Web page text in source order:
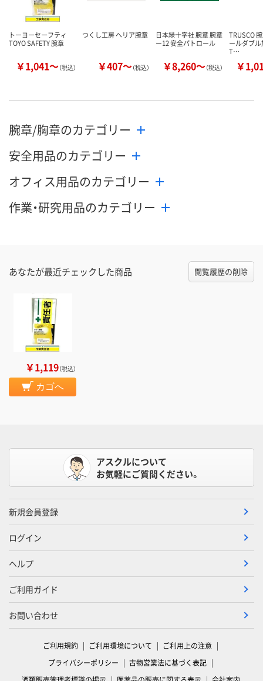
トーヨーセーフティ
TOYO SAFETY 腕章
￥1,041～（税込）
つくし工房 ヘリア腕章
￥407～（税込）
日本緑十字社 腕章 腕章
ー12 安全パトロール
￥8,260～（税込）
TRUSCO
ールダブル
T…
￥
腕章/胸章のカテゴリー
安全用品のカテゴリー
オフィス用品のカテゴリー
作業・研究用品のカテゴリー
あなたが最近チェックした商品 閲覧履歴の削除
￥1,119（税込）
カゴへ
アスクルについて
お気軽にご質問ください。
新規会員登録
ログイン
ヘルプ
ご利用ガイド
お問い合わせ
ご利用規約 ご利用環境について
ご利用上の注意
プライバシーポリシー
古物営業法に基づく表記